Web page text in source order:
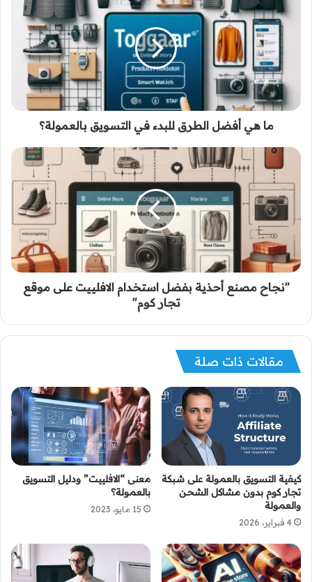
ما هي أفضل الطرق للبدء في التسويق بالعمولة؟
"نجاح مصنع أحذية بفضل استخدام الافلييت على موقع
تجار كوم"
مقالات ذات صلة
كيفية التسويق بالعمولة على شبكة
تجار كوم بدون مشاكل الشحن
والعمولة
4 فبراير، 2026
معنى “الافلييت” ودليل التسويق
بالعمولة؟
15 مايو، 2023